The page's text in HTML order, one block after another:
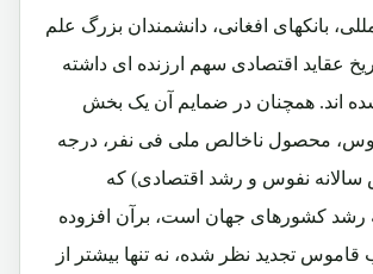
بانکهای افغانی، دانشمندان بزرگ علم
عقاید اقتصادی سهم ارزنده ای داشته
شده اند. همچنان در ضمایم آن یک بخش
محصول ناخالص ملی فی نفر، درجه
نفوس و رشد اقتصادی) که
رشد کشورهای جهان است، برآن افزوده
قاموس تجدید نظر شده، نه تنها بیشتر از